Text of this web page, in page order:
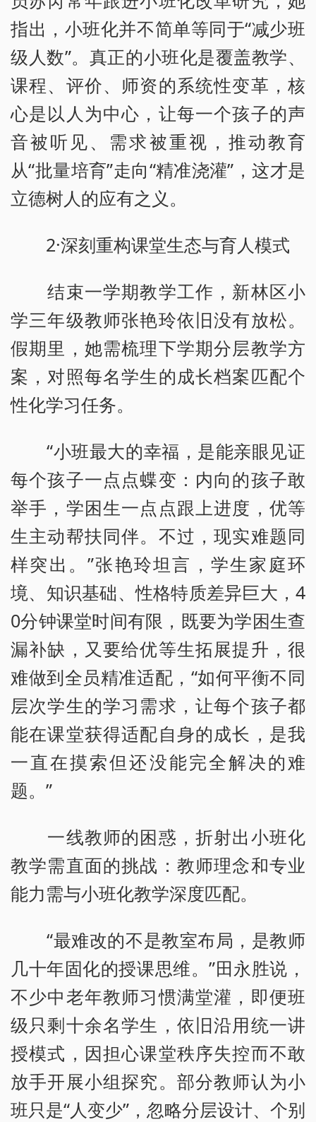
指出，小班化并不简单等同于“减少班
级人数”。真正的小班化是覆盖教学、
课程、评价、师资的系统性变革，核
心是以人为中心，让每一个孩子的声
音被听见、需求被重视，推动教育
从“批量培育”走向“精准浇灌”，这才是
立德树人的应有之义。
2·深刻重构课堂生态与育人模式
结束一学期教学工作，新林区小
学三年级教师张艳玲依旧没有放松。
假期里，她需梳理下学期分层教学方
案，对照每名学生的成长档案匹配个
性化学习任务。
“小班最大的幸福，是能亲眼见证
每个孩子一点点蝶变：内向的孩子敢
举手，学困生一点点跟上进度，优等
生主动帮扶同伴。不过，现实难题同
样突出。”张艳玲坦言，学生家庭环
境、知识基础、性格特质差异巨大，4
0分钟课堂时间有限，既要为学困生查
漏补缺，又要给优等生拓展提升，很
难做到全员精准适配，“如何平衡不同
层次学生的学习需求，让每个孩子都
能在课堂获得适配自身的成长，是我
一直在摸索但还没能完全解决的难
题。”
一线教师的困惑，折射出小班化
教学需直面的挑战：教师理念和专业
能力需与小班化教学深度匹配。
“最难改的不是教室布局，是教师
几十年固化的授课思维。”田永胜说，
不少中老年教师习惯满堂灌，即便班
级只剩十余名学生，依旧沿用统一讲
授模式，因担心课堂秩序失控而不敢
放手开展小组探究。部分教师认为小
班只是“人变少”，忽略分层设计、个别